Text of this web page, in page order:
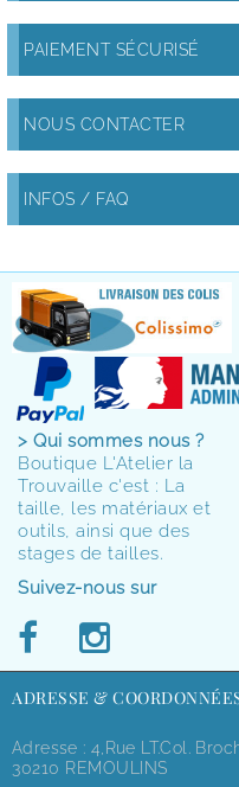
PAIEMENT SÉCURISÉ
NOUS CONTACTER
INFOS / FAQ
> Qui sommes nous ?
Boutique L'Atelier la
Trouvaille c'est : La
taille, les matériaux et
outils, ainsi que des
stages de tailles.
Suivez-nous sur
ADRESSE &
Adresse : 4,rue LT.Col.
30210 REMOULINS